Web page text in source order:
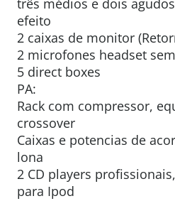
efeito
2 caixas de monitor
2 microfones headset
5 direct boxes
PA:
Rack com compressor,
crossover
Caixas e potencias de
lona
2 CD players
para Ipod